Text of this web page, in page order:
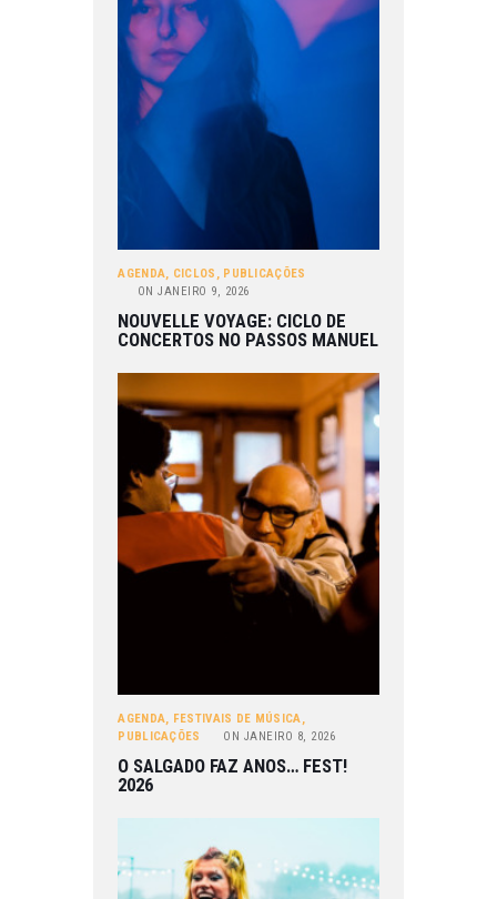
AGENDA, CICLOS , PUBLICAÇÕES
ON JANEIRO 9, 2026
NOUVELLE VOYAGE: CICLO DE
CONCERTOS NO PASSOS MANUEL
AGENDA, FESTIVAIS DE MÚSICA,
PUBLICAÇÕES
ON JANEIRO 8, 2026
O SALGADO FAZ ANOS… FEST!
2026